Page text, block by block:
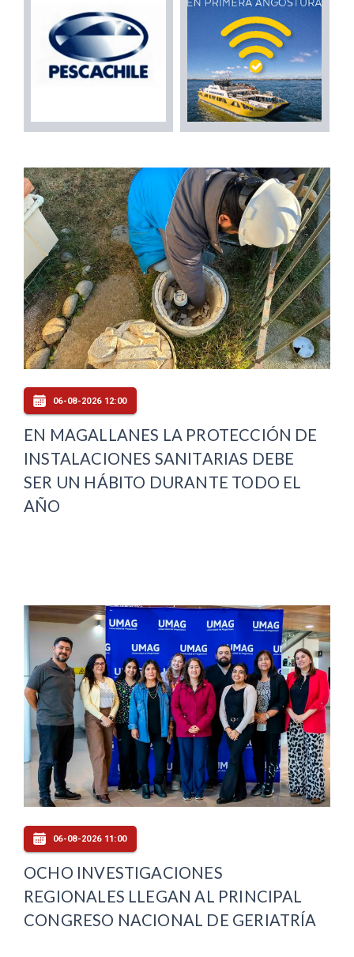
06-08-2026 12:00
EN MAGALLANES LA PROTECCIÓN DE
INSTALACIONES SANITARIAS DEBE
SER UN HÁBITO DURANTE TODO EL
AÑO
06-08-2026 11:00
OCHO INVESTIGACIONES
REGIONALES LLEGAN AL PRINCIPAL
CONGRESO NACIONAL DE GERIATRÍA